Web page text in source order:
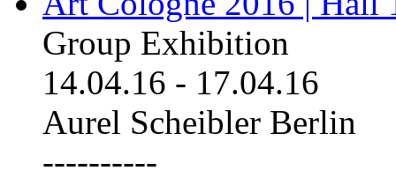
Group Exhibition
14.04.16 - 17.04.16
Aurel Scheibler Berlin
----------